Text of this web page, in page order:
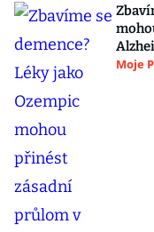
Moje